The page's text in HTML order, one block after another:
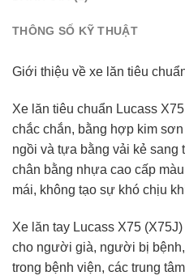
THÔNG SỐ KỸ THUẬT
Giới thiệu về xe lăn tiêu
Xe lăn tiêu chuẩn Lucass
chắc chắn, bằng hợp kim
ngồi và tựa bằng vải kẻ sang
chân bằng nhựa cao cấp
mái, không tạo sự khó chịu
Xe lăn tay Lucass X75
cho người già, người bị
trong bệnh viện, các trung